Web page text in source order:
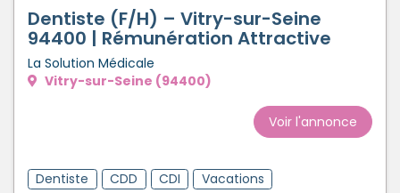
Dentiste (F/H) – Vitry-sur-Seine
94400 | Rémunération Attractive
La Solution Médicale
Vitry-sur-Seine (94400)
Voir l'annonce
Dentiste CDD CDI
Vacations